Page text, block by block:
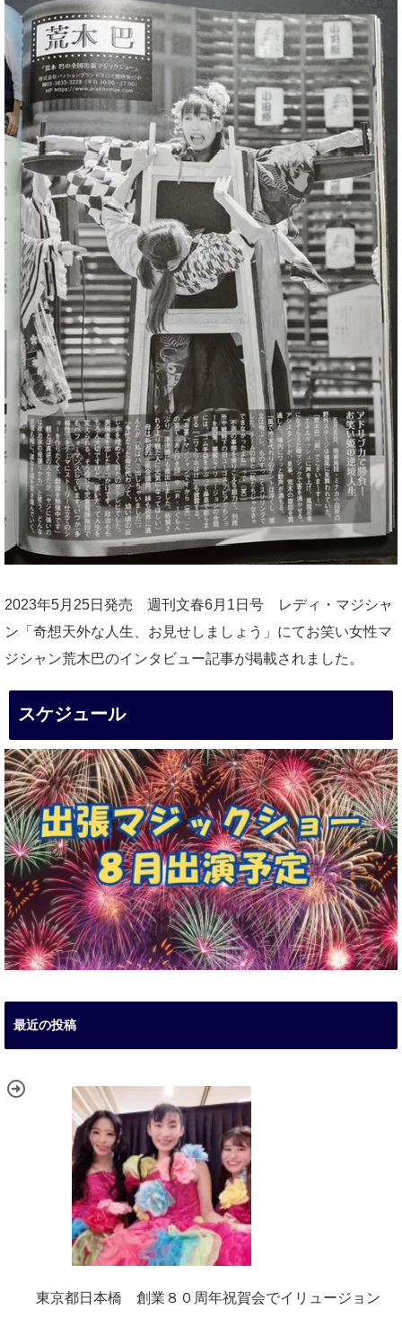
2023年5月25日発売 週刊文春6月1日号 レディ・マジシャ
ン「奇想天外な人生、お見せしましょう」にてお笑い女性マ
ジシャン荒木巴のインタビュー記事が掲載されました。
スケジュール
最近の投稿
東京都日本橋 創業８０周年祝賀会でイリュージョン